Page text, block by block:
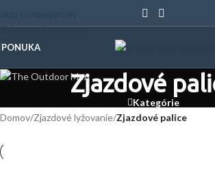
Skip to main content
PONUKA
Zjazdové
Kategórie
Domov/Zjazdové lyžovanie/Zjazdové palice